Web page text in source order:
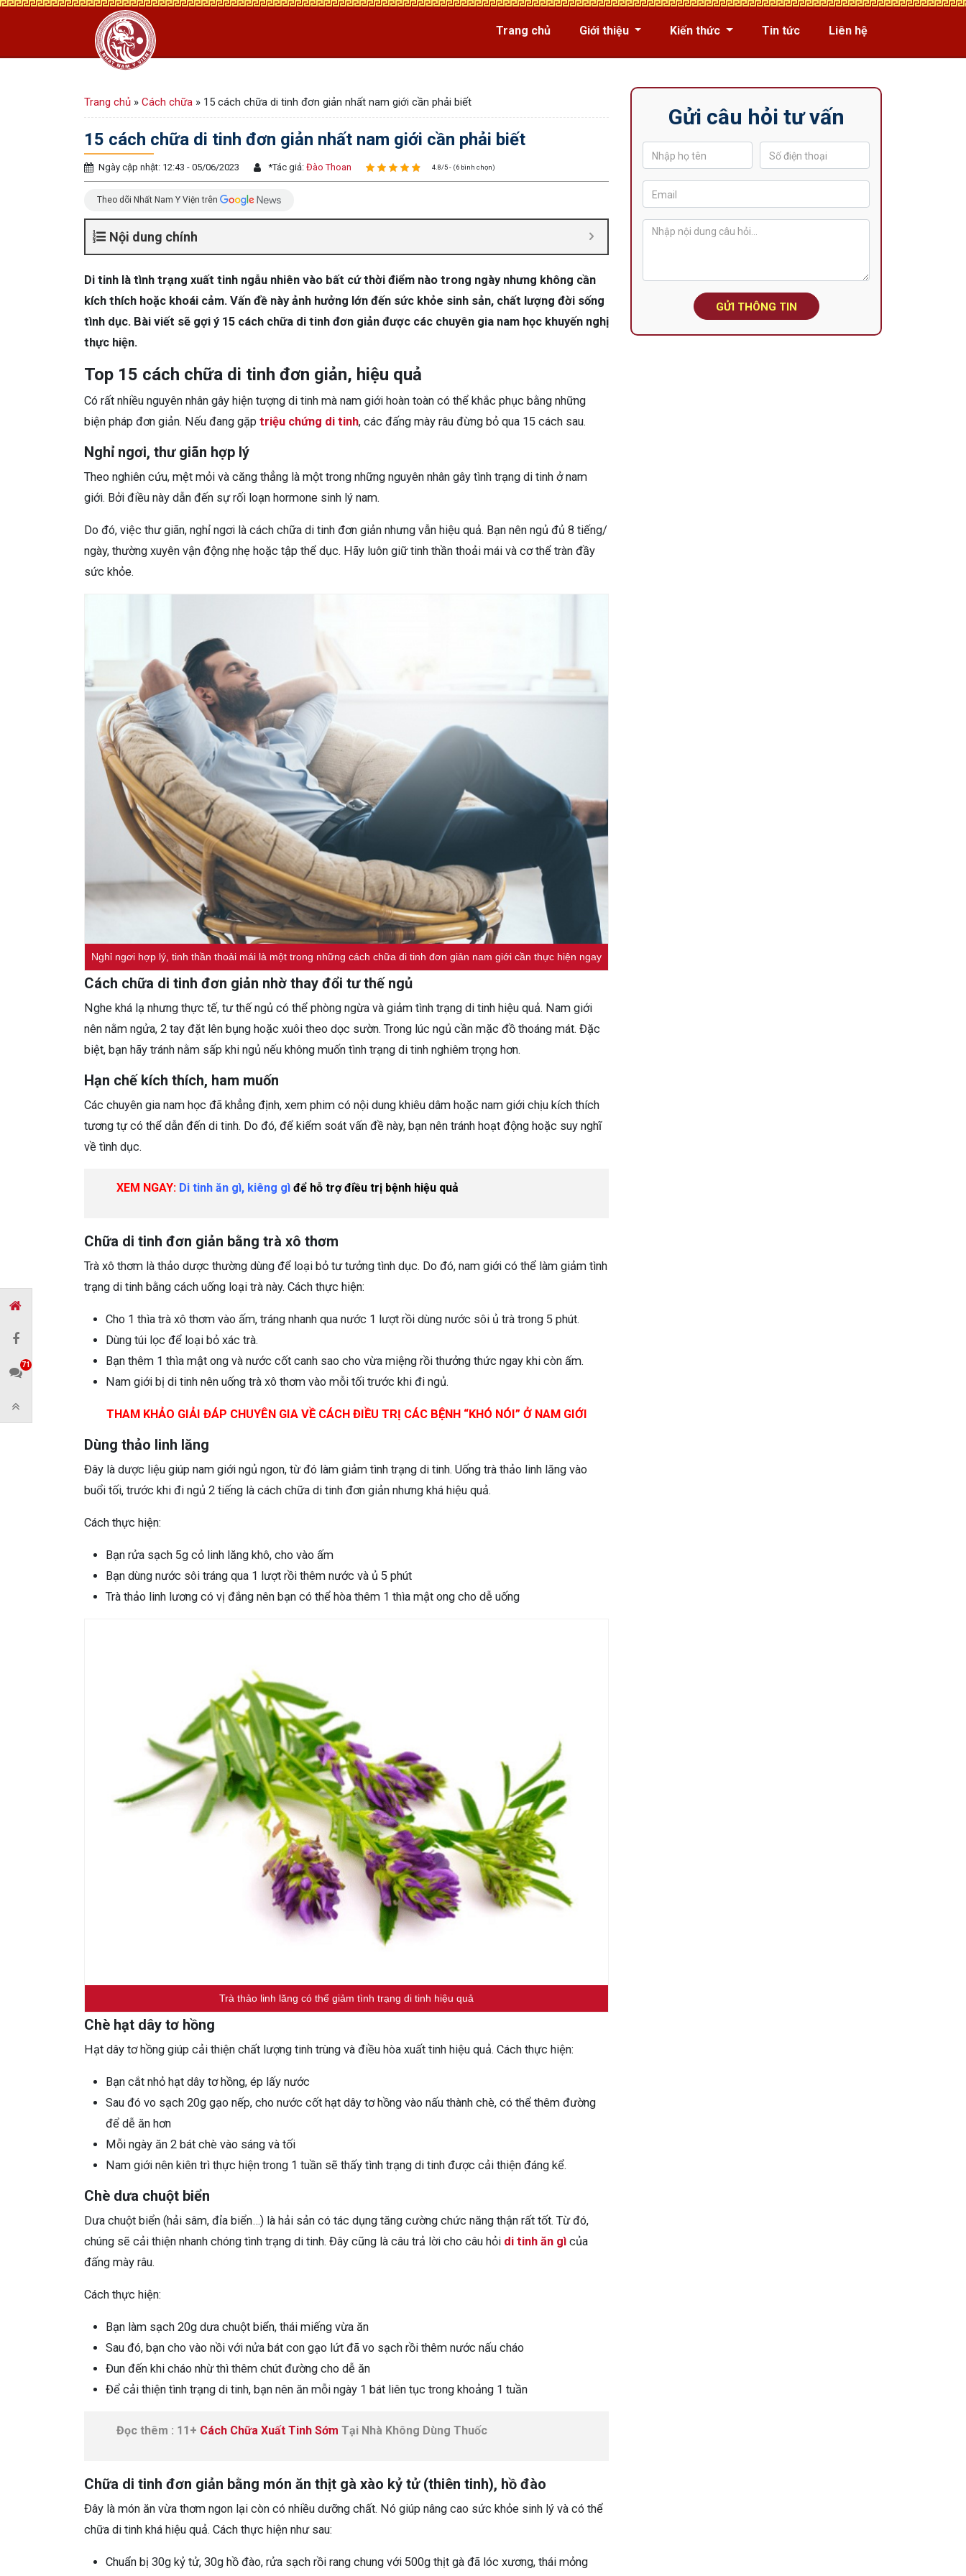
Trang chủ Giới thiệu Kiến thức Tin tức Liên hệ
Trang chủ » Cách chữa » 15 cách chữa di tinh đơn giản nhất nam giới cần phải biết
15 cách chữa di tinh đơn giản nhất nam giới cần phải biết
Ngày cập nhật: 12:43 - 05/06/2023 *Tác giả: Đào Thoan 4.8/5 - (6 bình chọn)
Theo dõi Nhất Nam Y Viện trên
Nội dung chính
Di tinh là tình trạng xuất tinh ngẫu nhiên vào bất cứ thời điểm nào trong ngày nhưng không cần
kích thích hoặc khoái cảm. Vấn đề này ảnh hưởng lớn đến sức khỏe sinh sản, chất lượng đời sống
tình dục. Bài viết sẽ gợi ý 15 cách chữa di tinh đơn giản được các chuyên gia nam học khuyến nghị
thực hiện.
Top 15 cách chữa di tinh đơn giản, hiệu quả
Có rất nhiều nguyên nhân gây hiện tượng di tinh mà nam giới hoàn toàn có thể khắc phục bằng những
biện pháp đơn giản. Nếu đang gặp triệu chứng di tinh, các đấng mày râu đừng bỏ qua 15 cách sau.
Nghỉ ngơi, thư giãn hợp lý
Theo nghiên cứu, mệt mỏi và căng thẳng là một trong những nguyên nhân gây tình trạng di tinh ở nam
giới. Bởi điều này dẫn đến sự rối loạn hormone sinh lý nam.
Do đó, việc thư giãn, nghỉ ngơi là cách chữa di tinh đơn giản nhưng vẫn hiệu quả. Bạn nên ngủ đủ 8 tiếng/
ngày, thường xuyên vận động nhẹ hoặc tập thể dục. Hãy luôn giữ tinh thần thoải mái và cơ thể tràn đầy
sức khỏe.
Nghỉ ngơi hợp lý, tinh thần thoải mái là một trong những cách chữa di tinh đơn giản nam giới cần thực hiện ngay
Cách chữa di tinh đơn giản nhờ thay đổi tư thế ngủ
Nghe khá lạ nhưng thực tế, tư thế ngủ có thể phòng ngừa và giảm tình trạng di tinh hiệu quả. Nam giới
nên nằm ngửa, 2 tay đặt lên bụng hoặc xuôi theo dọc sườn. Trong lúc ngủ cần mặc đồ thoáng mát. Đặc
biệt, bạn hãy tránh nằm sấp khi ngủ nếu không muốn tình trạng di tinh nghiêm trọng hơn.
Hạn chế kích thích, ham muốn
Các chuyên gia nam học đã khẳng định, xem phim có nội dung khiêu dâm hoặc nam giới chịu kích thích
tương tự có thể dẫn đến di tinh. Do đó, để kiểm soát vấn đề này, bạn nên tránh hoạt động hoặc suy nghĩ
về tình dục.
XEM NGAY: Di tinh ăn gì, kiêng gì để hỗ trợ điều trị bệnh hiệu quả
Chữa di tinh đơn giản bằng trà xô thơm
Trà xô thơm là thảo dược thường dùng để loại bỏ tư tưởng tình dục. Do đó, nam giới có thể làm giảm tình
trạng di tinh bằng cách uống loại trà này. Cách thực hiện:
Cho 1 thìa trà xô thơm vào ấm, tráng nhanh qua nước 1 lượt rồi dùng nước sôi ủ trà trong 5 phút.
Dùng túi lọc để loại bỏ xác trà.
Bạn thêm 1 thìa mật ong và nước cốt canh sao cho vừa miệng rồi thưởng thức ngay khi còn ấm.
Nam giới bị di tinh nên uống trà xô thơm vào mỗi tối trước khi đi ngủ.
THAM KHẢO GIẢI ĐÁP CHUYÊN GIA VỀ CÁCH ĐIỀU TRỊ CÁC BỆNH “KHÓ NÓI” Ở NAM GIỚI
Dùng thảo linh lăng
Đây là dược liệu giúp nam giới ngủ ngon, từ đó làm giảm tình trạng di tinh. Uống trà thảo linh lăng vào
buổi tối, trước khi đi ngủ 2 tiếng là cách chữa di tinh đơn giản nhưng khá hiệu quả.
Cách thực hiện:
Bạn rửa sạch 5g cỏ linh lăng khô, cho vào ấm
Bạn dùng nước sôi tráng qua 1 lượt rồi thêm nước và ủ 5 phút
Trà thảo linh lương có vị đắng nên bạn có thể hòa thêm 1 thìa mật ong cho dễ uống
Trà thảo linh lăng có thể giảm tình trạng di tinh hiệu quả
Chè hạt dây tơ hồng
Hạt dây tơ hồng giúp cải thiện chất lượng tinh trùng và điều hòa xuất tinh hiệu quả. Cách thực hiện:
Bạn cắt nhỏ hạt dây tơ hồng, ép lấy nước
Sau đó vo sạch 20g gạo nếp, cho nước cốt hạt dây tơ hồng vào nấu thành chè, có thể thêm đường
để dễ ăn hơn
Mỗi ngày ăn 2 bát chè vào sáng và tối
Nam giới nên kiên trì thực hiện trong 1 tuần sẽ thấy tình trạng di tinh được cải thiện đáng kể.
Chè dưa chuột biển
Dưa chuột biển (hải sâm, đỉa biển…) là hải sản có tác dụng tăng cường chức năng thận rất tốt. Từ đó,
chúng sẽ cải thiện nhanh chóng tình trạng di tinh. Đây cũng là câu trả lời cho câu hỏi di tinh ăn gì của
đấng mày râu.
Cách thực hiện:
Bạn làm sạch 20g dưa chuột biển, thái miếng vừa ăn
Sau đó, bạn cho vào nồi với nửa bát con gạo lứt đã vo sạch rồi thêm nước nấu cháo
Đun đến khi cháo nhừ thì thêm chút đường cho dễ ăn
Để cải thiện tình trạng di tinh, bạn nên ăn mỗi ngày 1 bát liên tục trong khoảng 1 tuần
Đọc thêm : 11+ Cách Chữa Xuất Tinh Sớm Tại Nhà Không Dùng Thuốc
Chữa di tinh đơn giản bằng món ăn thịt gà xào kỷ tử (thiên tinh), hồ đào
Đây là món ăn vừa thơm ngon lại còn có nhiều dưỡng chất. Nó giúp nâng cao sức khỏe sinh lý và có thể
chữa di tinh khá hiệu quả. Cách thực hiện như sau:
Chuẩn bị 30g kỷ tử, 30g hồ đào, rửa sạch rồi rang chung với 500g thịt gà đã lóc xương, thái mỏng
Gửi câu hỏi tư vấn
GỬI THÔNG TIN
71